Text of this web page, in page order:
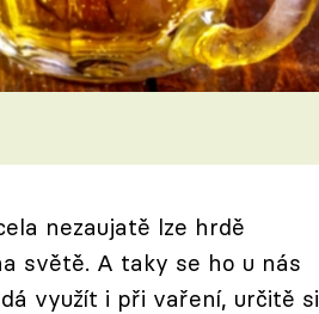
nezaujatě lze hrdě
světě. A taky se ho u nás
využít i při vaření, určitě si